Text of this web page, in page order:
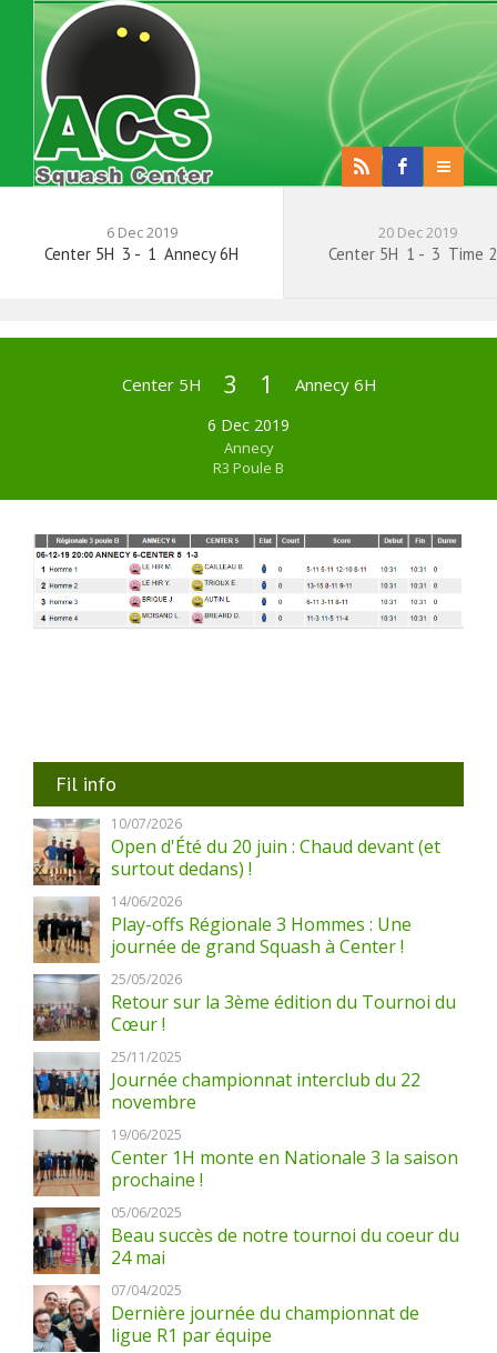
6 Dec 2019
Center 5H 3 - 1 Annecy 6H
20 Dec 2019
Center 5H 1 - 3 Time
Center 5H 3 1 Annecy 6H
6 Dec 2019
Annecy
R3 Poule B
Fil info
10/07/2026
Open d'Été du 20 juin : Chaud devant (et
surtout dedans) !
14/06/2026
Play-offs Régionale 3 Hommes : Une
journée de grand Squash à Center !
25/05/2026
Retour sur la 3ème édition du Tournoi du
Cœur !
25/11/2025
Journée championnat interclub du 22
novembre
19/06/2025
Center 1H monte en Nationale 3 la saison
prochaine !
05/06/2025
Beau succès de notre tournoi du coeur du
24 mai
07/04/2025
Dernière journée du championnat de
ligue R1 par équipe